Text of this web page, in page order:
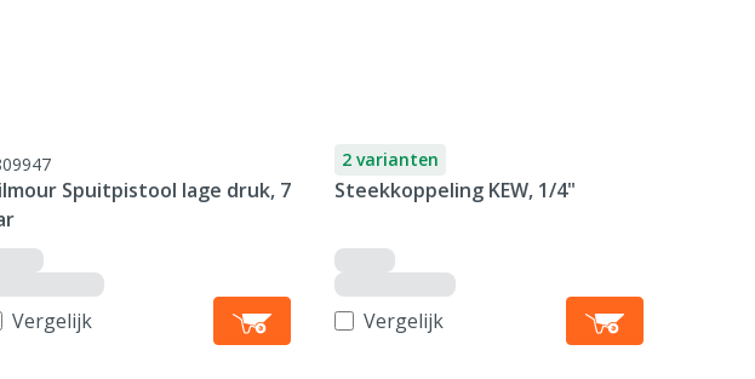
Spuitpistool lage druk, 7
Vergelijk
2 varianten
Steekkoppeling KEW, 1/4"
Vergelijk